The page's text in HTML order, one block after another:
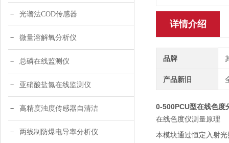
光谱法COD传感器
微量溶解氧分析仪
总磷在线监测仪
亚硝酸盐氮在线监测仪
高精度浊度传感器自清洁
两线制防爆电导率分析仪
详情介绍
品牌
产品新旧
0-500PCU型在线色度
在线色度仪测量原理
本模块通过恒定入射